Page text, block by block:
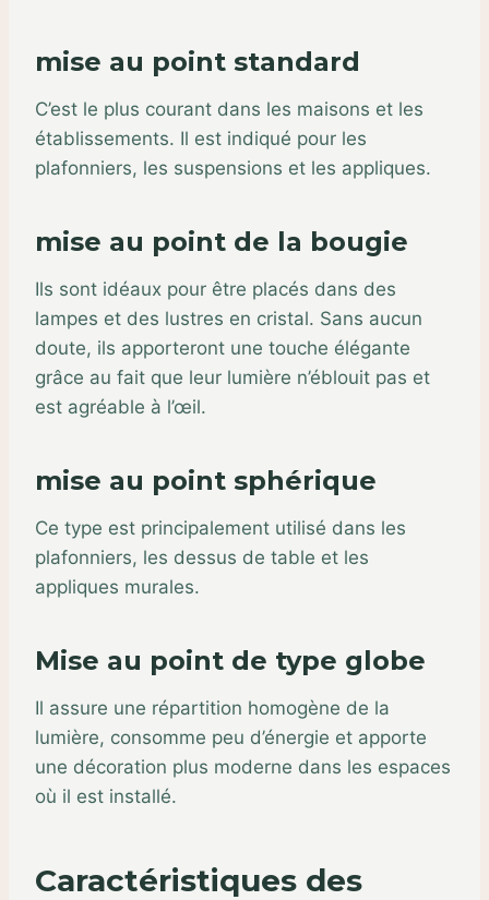
mise au point standard
C’est le plus courant dans les maisons et les
établissements. Il est indiqué pour les
plafonniers, les suspensions et les appliques.
mise au point de la bougie
Ils sont idéaux pour être placés dans des
lampes et des lustres en cristal. Sans aucun
doute, ils apporteront une touche élégante
grâce au fait que leur lumière n’éblouit pas et
est agréable à l’œil.
mise au point sphérique
Ce type est principalement utilisé dans les
plafonniers, les dessus de table et les
appliques murales.
Mise au point de type globe
Il assure une répartition homogène de la
lumière, consomme peu d’énergie et apporte
une décoration plus moderne dans les espaces
où il est installé.
Caractéristiques des